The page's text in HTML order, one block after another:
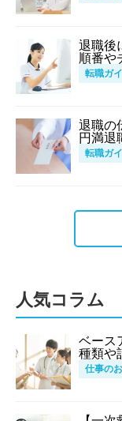
退職後
順番や
転職ガ
退職の
円満退
転職ガ
人気コラム
ベース
種類や
仕事の